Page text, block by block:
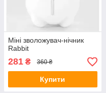
Міні зволожувач-нічник
Rabbit
281 ₴ 360 ₴
Купити